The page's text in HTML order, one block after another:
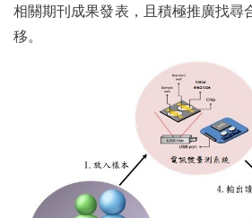
相關期刊成果發表，且積極推廣找尋
移。